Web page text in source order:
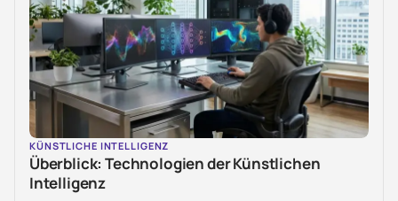
KÜNSTLICHE INTELLIGENZ
Überblick: Technologien der Künstlichen
Intelligenz